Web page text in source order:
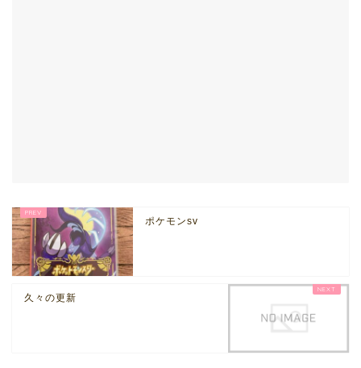
ポケモンsv
久々の更新